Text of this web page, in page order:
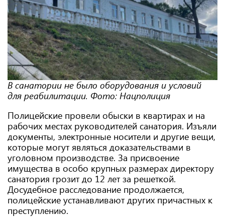
В санатории не было оборудования и условий
для реабилитации. Фото: Нацполиция
Полицейские провели обыски в квартирах и на
рабочих местах руководителей санатория. Изъяли
документы, электронные носители и другие вещи,
которые могут являться доказательствами в
уголовном производстве. За присвоение
имущества в особо крупных размерах директору
санатория грозит до 12 лет за решеткой.
Досудебное расследование продолжается,
полицейские устанавливают других причастных к
преступлению.